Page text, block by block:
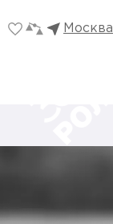
Москва